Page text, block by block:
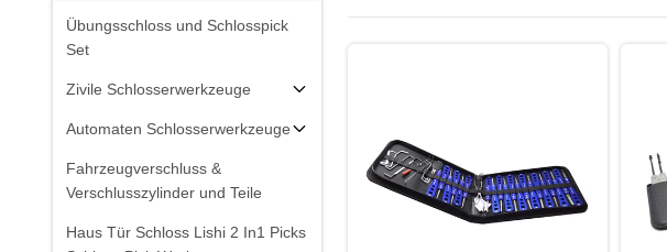
Übungsschloss und Schlosspick
Set
Zivile Schlosserwerkzeuge
Automaten Schlosserwerkzeuge
Fahrzeugverschluss &
Verschlusszylinder und Teile
Haus Tür Schloss Lishi 2 In1 Picks